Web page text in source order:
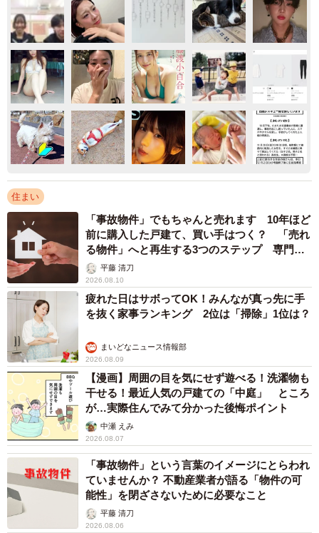
住まい
「事故物件」でもちゃんと売れます 10年ほど
前に購入した戸建て、買い手はつく？ 「売れ
る物件」へと再生する3つのステップ 専門家
が解説平藤 清刀
2026.08.10
疲れた日はサボってOK！みんなが真っ先に手
を抜く家事ランキング 2位は「掃除」1位は？
まいどなニュース情報部
2026.08.09
【漫画】周囲の目を気にせず遊べる！洗濯物も
干せる！最近人気の戸建ての「中庭」 ところ
が…実際住んでみて分かった後悔ポイント
中瀬 えみ
2026.08.07
「事故物件」という言葉のイメージにとらわれ
ていませんか？ 不動産業者が語る「物件の可
能性」を閉ざさないために必要なこと
平藤 清刀
2026.08.06